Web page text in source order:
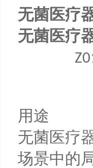
无菌医疗
无菌医疗
用途
无菌医疗
场景中的